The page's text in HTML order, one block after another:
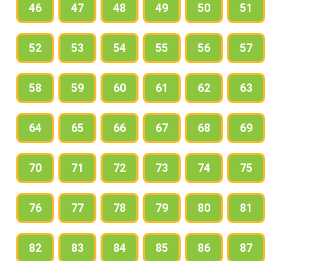
46 47 48 49 50 51
52 53 54 55 56 57
58 59 60 61 62 63
64 65 66 67 68 69
70 71 72 73 74 75
76 77 78 79 80 81
82 83 84 85 86 87